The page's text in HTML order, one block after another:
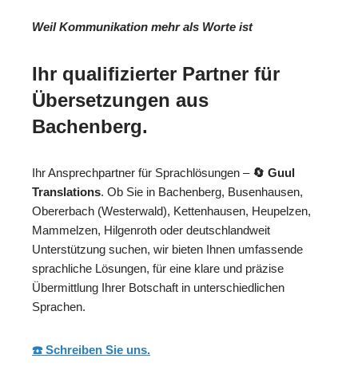
Weil Kommunikation mehr als Worte ist
Ihr qualifizierter Partner für
Übersetzungen aus
Bachenberg.
Ihr Ansprechpartner für Sprachlösungen – 🔄 Guul
Translations. Ob Sie in Bachenberg, Busenhausen,
Obererbach (Westerwald), Kettenhausen, Heupelzen,
Mammelzen, Hilgenroth oder deutschlandweit
Unterstützung suchen, wir bieten Ihnen umfassende
sprachliche Lösungen, für eine klare und präzise
Übermittlung Ihrer Botschaft in unterschiedlichen
Sprachen.
☎️ Schreiben Sie uns.